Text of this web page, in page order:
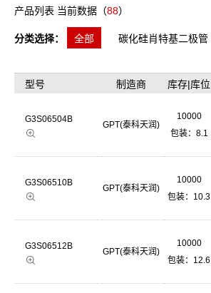
产品列表 当前数据（88）
分类选择： 全部 碳化硅肖特基二极管
型号 制造商 库存|库位
G3S06504B
GPT(泰科天润)
10000
包装：8.1
G3S06510B
GPT(泰科天润)
10000
包装：10.3
G3S06512B
GPT(泰科天润)
10000
包装：12.6